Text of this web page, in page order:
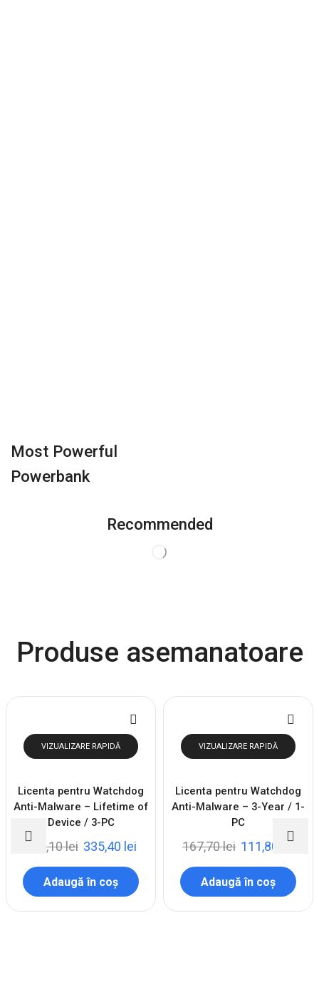
Most Powerful
Powerbank
Recommended
Produse asemanatoare
VIZUALIZARE RAPIDĂ
Licenta pentru Watchdog
Anti-Malware – Lifetime of
Device / 3-PC
503,10lei 335,40 lei
Adaugă în coș
VIZUALIZARE RAPIDĂ
Licenta pentru Watchdog
Anti-Malware – 3-Year / 1-
PC
167,70lei 111,80 lei
Adaugă în coș